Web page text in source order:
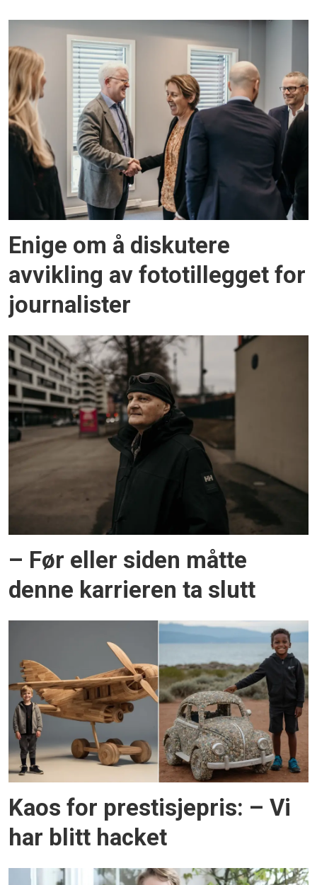
Enige om å diskutere
avvikling av fototillegget for
journalister
– Før eller siden måtte
denne karrieren ta slutt
Kaos for prestisjepris: – Vi
har blitt hacket